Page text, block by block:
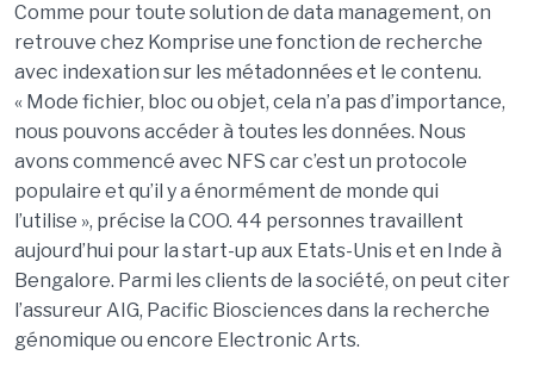
Comme pour toute solution de data management, on
retrouve chez Komprise une fonction de recherche
avec indexation sur les métadonnées et le contenu.
« Mode fichier, bloc ou objet, cela n’a pas d’importance,
nous pouvons accéder à toutes les données. Nous
avons commencé avec NFS car c’est un protocole
populaire et qu’il y a énormément de monde qui
l’utilise », précise la COO. 44 personnes travaillent
aujourd’hui pour la start-up aux Etats-Unis et en Inde à
Bengalore. Parmi les clients de la société, on peut citer
l’assureur AIG, Pacific Biosciences dans la recherche
génomique ou encore Electronic Arts.